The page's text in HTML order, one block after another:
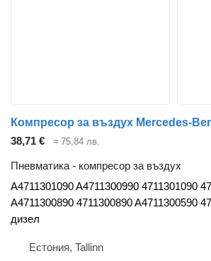
38,71 € ≈ 75,84 лв.
Пневматика - компресор за въздух
A4711301090 A4711300990 4711301090
A4711300890 4711300890 A4711300590
дизел
Естония, Tallinn